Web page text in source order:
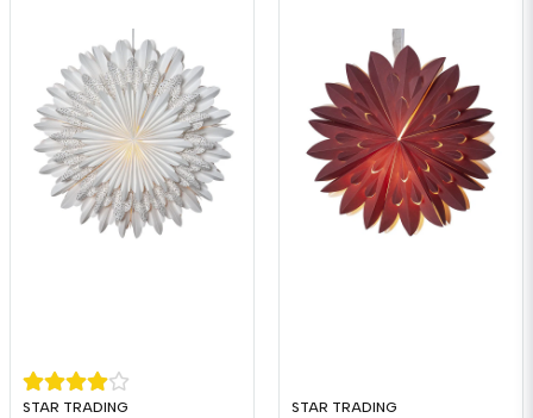
STAR TRADING STAR TRADING